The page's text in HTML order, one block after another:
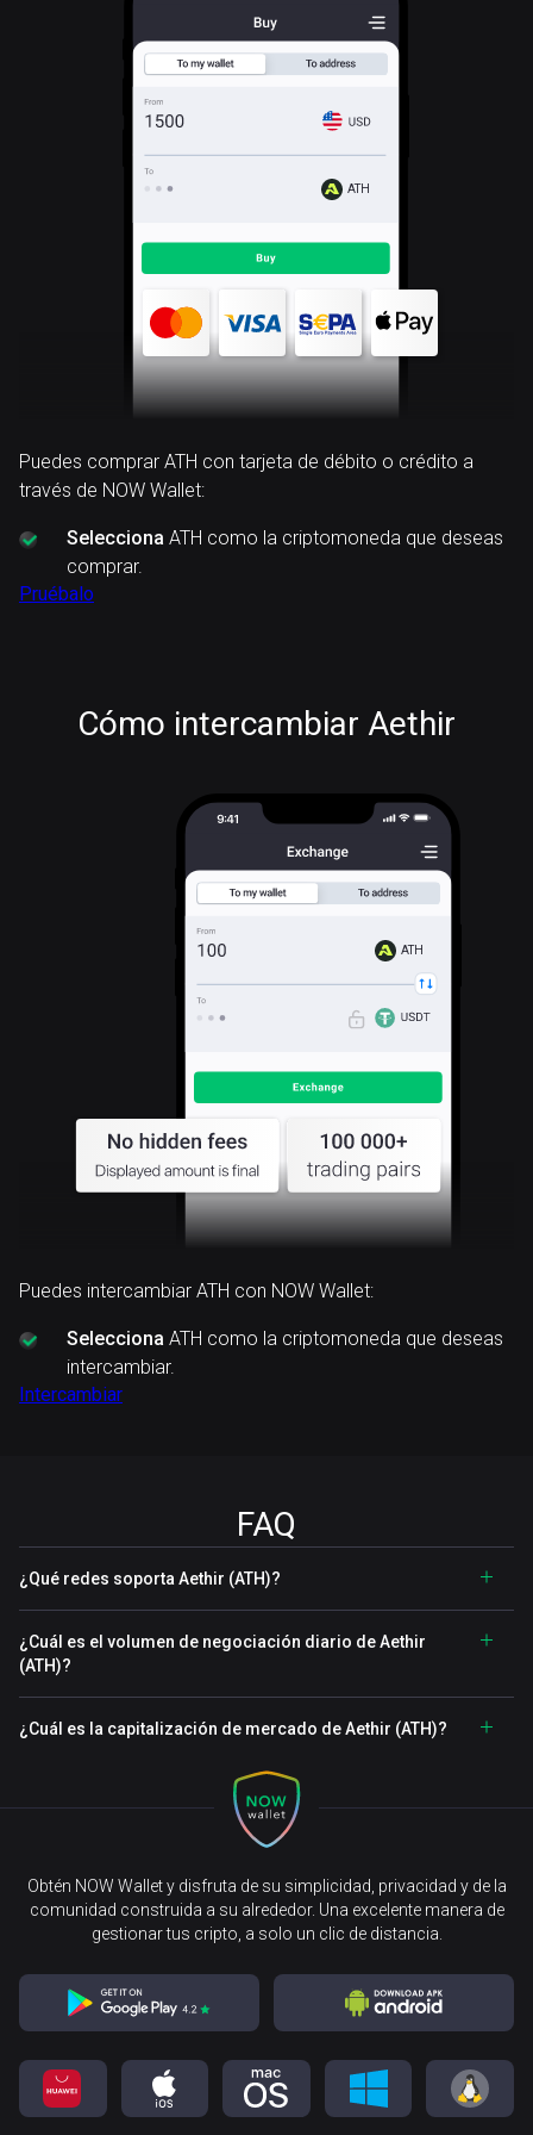
ATH
Puedes comprar ATH con tarjeta de débito o crédito a
través de NOW Wallet:
Selecciona ATH como la criptomoneda que deseas
comprar.
Pruébalo
Cómo intercambiar Aethir
ATH
Puedes intercambiar ATH con NOW Wallet:
Selecciona ATH como la criptomoneda que deseas
intercambiar.
Intercambiar
FAQ
¿Qué redes soporta Aethir (ATH)?
¿Cuál es el volumen de negociación diario de Aethir
(ATH)?
¿Cuál es la capitalización de mercado de Aethir (ATH)?
Obtén NOW Wallet y disfruta de su simplicidad, privacidad y de la
comunidad construida a su alrededor. Una excelente manera de
gestionar tus cripto, a solo un clic de distancia.